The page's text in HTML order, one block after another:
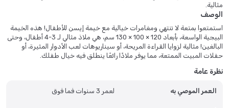
مثالية.
الوصف
استمتعوا بمتعة لا تنتهي ومغامرات خيالية مع خيمة إيسن للأطفال! هذه الخيمة
البيجية الواسعة، بأبعاد 120 × 100 × 130 سم، هي ملاذ مثالي لـ 3-4 أطفال، وحتى
البالغين! مثالية لزوايا القراءة المريحة، أو سيناريوهات لعب الأدوار المثيرة، أو
حفلات المبيت الممتعة، مما يوفر ملاذًا رائعًا ينطلق فيه خيال طفلك.
صُممت هذه الخيمة الجميلة لتوفر المتانة وسهولة التركيب الفائقة، وهي إضافة
ويعزز التفاعل الاجتماعي، ويدعم اللعب المستقل، مما يجعله أكثر من مجرد لعبة
نظرة عامة
العمر الموصي به لعمر 3 سنوات فما فوق